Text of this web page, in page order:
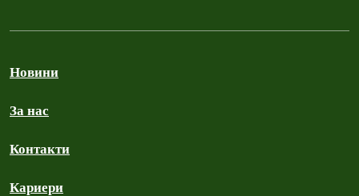
Новини
За нас
Контакти
Кариери